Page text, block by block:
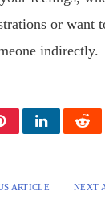
or want
indirectly.
LinkedIn
ARTICLE NEXT